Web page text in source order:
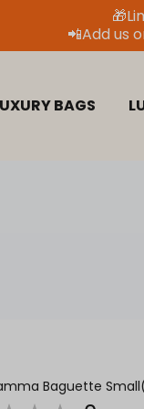
📲Add us
BAGS
Baguette